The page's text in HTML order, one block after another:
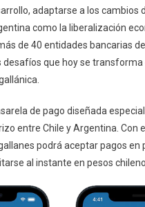
adaptarse a los cambios
como la liberalización
de 40 entidades bancarias
desafíos que hoy se transforma
de pago diseñada
entre Chile y Argentina. Con
podrá aceptar pagos en
al instante en pesos